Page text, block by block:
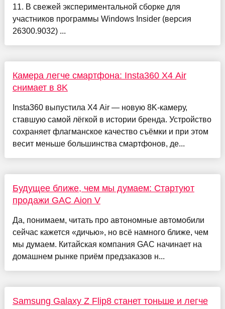
11. В свежей экспериментальной сборке для
участников программы Windows Insider (версия
26300.9032) ...
Камера легче смартфона: Insta360 X4 Air
снимает в 8K
Insta360 выпустила X4 Air — новую 8K-камеру,
ставшую самой лёгкой в истории бренда. Устройство
сохраняет флагманское качество съёмки и при этом
весит меньше большинства смартфонов, де...
Будущее ближе, чем мы думаем: Стартуют
продажи GAC Aion V
Да, понимаем, читать про автономные автомобили
сейчас кажется «дичью», но всё намного ближе, чем
мы думаем. Китайская компания GAC начинает на
домашнем рынке приём предзаказов н...
Samsung Galaxy Z Flip8 станет тоньше и легче